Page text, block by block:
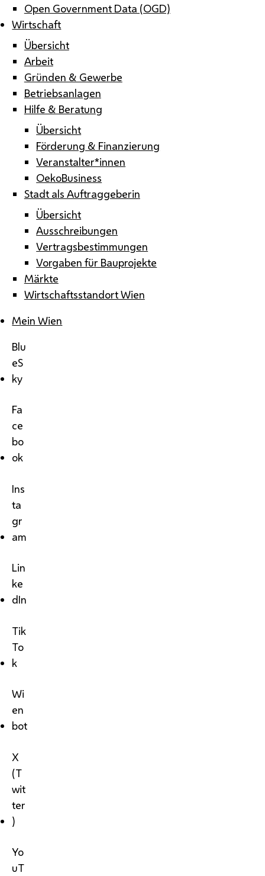
Open Government Data (OGD)
Wirtschaft
Übersicht
Arbeit
Gründen & Gewerbe
Betriebsanlagen
Hilfe & Beratung
Übersicht
Förderung & Finanzierung
Veranstalter*innen
OekoBusiness
Stadt als Auftraggeberin
Übersicht
Ausschreibungen
Vertragsbestimmungen
Vorgaben für Bauprojekte
Märkte
Wirtschaftsstandort Wien
Mein Wien
Blu
eS
ky
Fa
ce
bo
ok
Ins
ta
gr
am
Lin
ke
dIn
Tik
To
k
Wi
en
bot
X
(T
wit
ter
)
Yo
uT